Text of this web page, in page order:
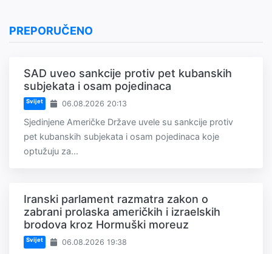
PREPORUČENO
SAD uveo sankcije protiv pet kubanskih
subjekata i osam pojedinaca
Svijet 06.08.2026 20:13
Sjedinjene Američke Države uvele su sankcije protiv
pet kubanskih subjekata i osam pojedinaca koje
optužuju za...
Iranski parlament razmatra zakon o
zabrani prolaska američkih i izraelskih
brodova kroz Hormuški moreuz
Svijet 06.08.2026 19:38